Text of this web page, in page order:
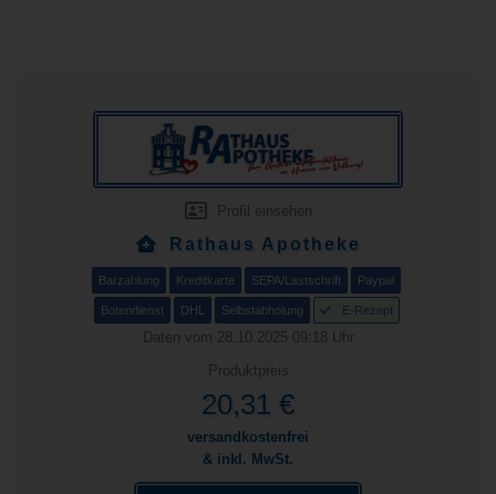
Profil einsehen
Rathaus Apotheke
Barzahlung Kreditkarte SEPA/Lastschrift Paypal
Botendienst DHL Selbstabholung E-Rezept
Daten vom 28.10.2025 09:18 Uhr
Produktpreis
20,31 €
versandkostenfrei
& inkl. MwSt.